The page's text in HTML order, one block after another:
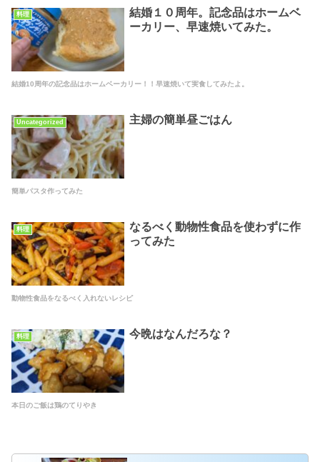
料理
結婚１０周年。記念品はホームベ
ーカリー、早速焼いてみた。
結婚10周年の記念品はホームベーカリー！！早速焼いて実食してみたよ。
Uncategorized 主婦の簡単昼ごはん
簡単パスタ作ってみた
料理
なるべく動物性食品を使わずに作
ってみた
動物性食品をなるべく入れないレシピ
料理 今晩はなんだろな？
本日のご飯は鶏のてりやき